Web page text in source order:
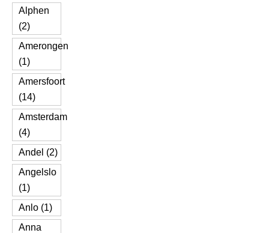
Alphen
(2)
Amerongen
(1)
Amersfoort
(14)
Amsterdam
(4)
Andel (2)
Angelslo
(1)
Anlo (1)
Anna